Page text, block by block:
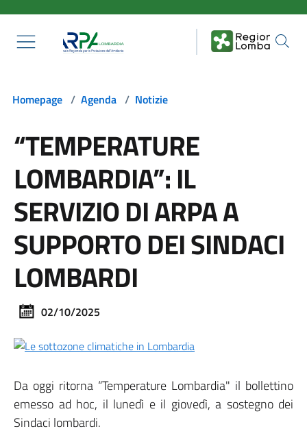
Homepage / Agenda / Notizie
“TEMPERATURE
LOMBARDIA”: IL
SERVIZIO DI ARPA A
SUPPORTO DEI SINDACI
LOMBARDI
02/10/2025
Da oggi ritorna “Temperature Lombardia" il bollettino
emesso ad hoc, il lunedì e il giovedì, a sostegno dei
Sindaci lombardi.